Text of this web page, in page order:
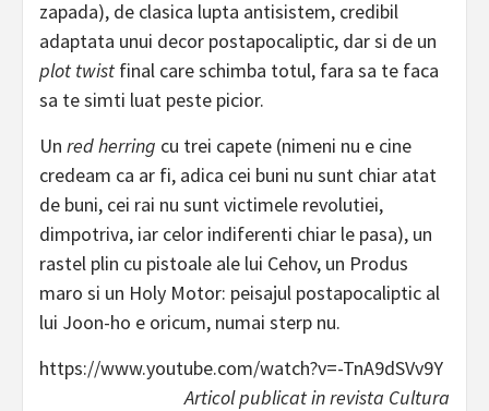
zapada), de clasica lupta antisistem, credibil
adaptata unui decor postapocaliptic, dar si de un
plot twist final care schimba totul, fara sa te faca
sa te simti luat peste picior.
Un red herring cu trei capete (nimeni nu e cine
credeam ca ar fi, adica cei buni nu sunt chiar atat
de buni, cei rai nu sunt victimele revolutiei,
dimpotriva, iar celor indiferenti chiar le pasa), un
rastel plin cu pistoale ale lui Cehov, un Produs
maro si un Holy Motor: peisajul postapocaliptic al
lui Joon-ho e oricum, numai sterp nu.
https://www.youtube.com/watch?v=-TnA9dSVv9Y
Articol publicat in revista Cultura